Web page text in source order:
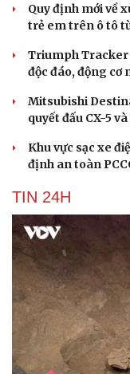
Quy định mới về
trẻ em trên ô tô
Triumph Tracker
độc đáo, động cơ
Mitsubishi
quyết đấu CX-5
Khu vực sạc xe
định an toàn
TIN 24H